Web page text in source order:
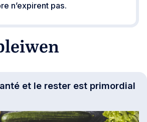
n’expirent pas.
et le rester est primordial